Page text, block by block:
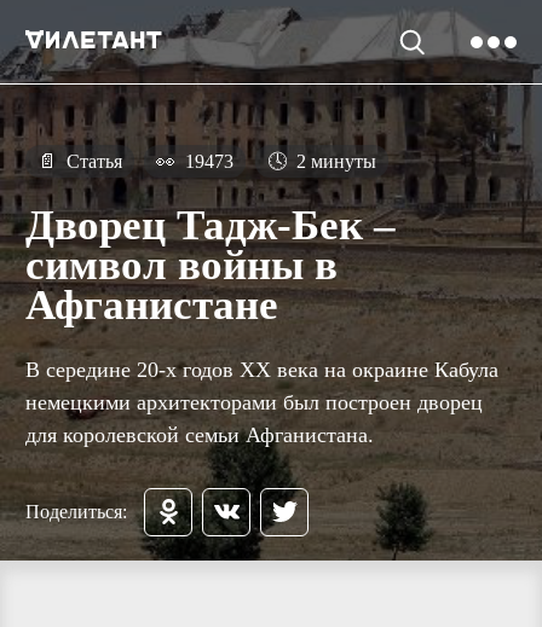
📄 Статья 👀 19473 🕓 2 минуты
Дворец Тадж-Бек –
символ войны в
Афганистане
В середине 20-х годов XX века на окраине Кабула
немецкими архитекторами был построен дворец
для королевской семьи Афганистана.
Поделиться: